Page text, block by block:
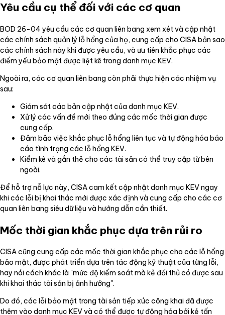
Yêu cầu cụ thể đối với các cơ quan
BOD 26-04 yêu cầu các cơ quan liên bang xem xét và cập nhật
các chính sách quản lý lỗ hổng của họ, cung cấp cho CISA bản sao
các chính sách này khi được yêu cầu, và ưu tiên khắc phục các
điểm yếu bảo mật được liệt kê trong danh mục KEV.
Ngoài ra, các cơ quan liên bang còn phải thực hiện các nhiệm vụ
sau:
Giám sát các bản cập nhật của danh mục KEV.
Xử lý các vấn đề mới theo đúng các mốc thời gian được
cung cấp.
Đảm bảo việc khắc phục lỗ hổng liên tục và tự động hóa báo
cáo tình trạng các lỗ hổng KEV.
Kiểm kê và gắn thẻ cho các tài sản có thể truy cập từ bên
ngoài.
Để hỗ trợ nỗ lực này, CISA cam kết cập nhật danh mục KEV ngay
khi các lỗi bị khai thác mới được xác định và cung cấp cho các cơ
quan liên bang siêu dữ liệu và hướng dẫn cần thiết.
Mốc thời gian khắc phục dựa trên rủi ro
CISA cũng cung cấp các mốc thời gian khắc phục cho các lỗ hổng
bảo mật, được phát triển dựa trên tác động kỹ thuật của từng lỗi,
hay nói cách khác là "mức độ kiểm soát mà kẻ đối thủ có được sau
khi khai thác tài sản bị ảnh hưởng".
Do đó, các lỗi bảo mật trong tài sản tiếp xúc công khai đã được
thêm vào danh mục KEV và có thể được tự động hóa bởi kẻ tấn